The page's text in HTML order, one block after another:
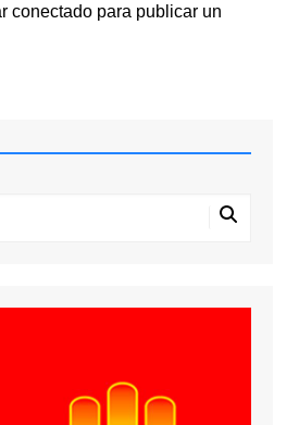
conectadopara publicar un